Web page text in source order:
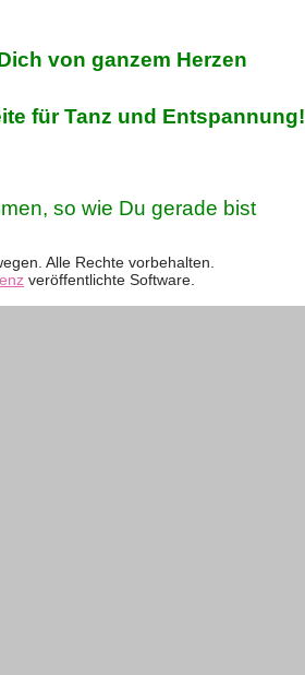
von ganzem Herzen
für Tanz und Entspannung!
so wie Du gerade bist
Alle Rechte vorbehalten.
veröffentlichte Software.